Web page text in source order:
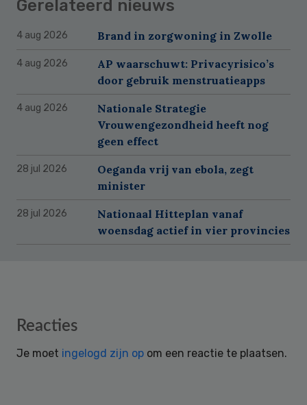
Gerelateerd nieuws
4 aug 2026 Brand in zorgwoning in Zwolle
4 aug 2026
AP waarschuwt: Privacyrisico’s
door gebruik menstruatieapps
4 aug 2026
Nationale Strategie
Vrouwengezondheid heeft nog
geen effect
28 jul 2026
Oeganda vrij van ebola, zegt
minister
28 jul 2026
Nationaal Hitteplan vanaf
woensdag actief in vier provincies
Reader
Reacties
Je moet ingelogd zijn op om een reactie te plaatsen.